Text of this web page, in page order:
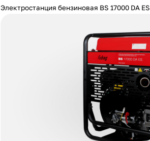
Электростанция бензиновая BS 17000 DA ES